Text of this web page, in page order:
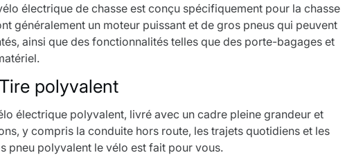
électrique de chasse est conçu spécifiquement pour la chasse
généralement un moteur puissant et de gros pneus qui peuvent
ainsi que des fonctionnalités telles que des porte-bagages et
polyvalent
électrique polyvalent, livré avec un cadre pleine grandeur et
y compris la conduite hors route, les trajets quotidiens et les
pneu polyvalent le vélo est fait pour vous.